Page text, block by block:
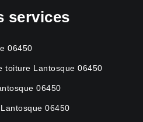
services
06450
toiture Lantosque 06450
06450
06450